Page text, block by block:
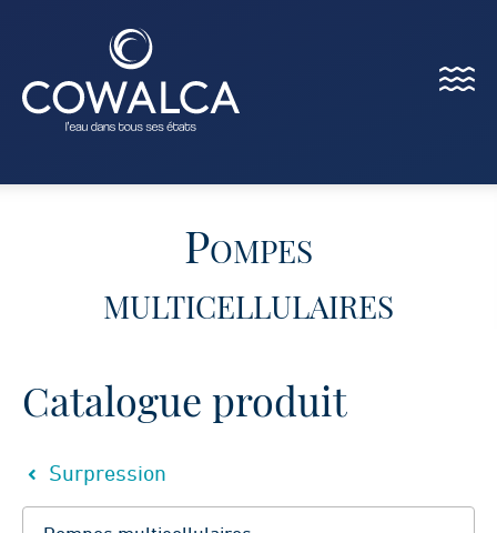
Menu
Pompes
multicellulaires
Catalogue produit
Surpression